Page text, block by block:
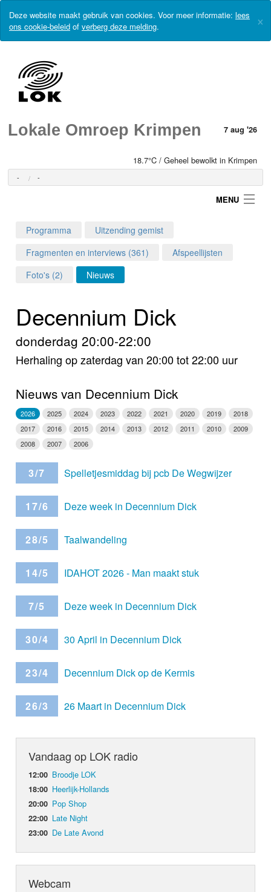
Deze website maakt gebruik van cookies. Voor meer informatie: lees
ons cookie-beleid of verberg deze melding. ×
Lokale Omroep Krimpen 7 aug '26
18.7°C / Geheel bewolkt in Krimpen
- -
MENU
Home
Foto's
Video
Webcam
Info
Programma
Uitzending gemist
Fragmenten en interviews (361)
Afspeellijsten
Foto's (2)
Nieuws
Decennium Dick
donderdag 20:00-22:00
Herhaling op zaterdag van 20:00 tot 22:00 uur
Nieuws van Decennium Dick
2026 2025 2024 2023 2022 2021 2020 2019
2018
2017
2016 2015 2014 2013 2012 2011 2010
2009
2008
2007 2006
3/7 Spelletjesmiddag bij pcb De Wegwijzer
17/6 Deze week in Decennium Dick
28/5 Taalwandeling
14/5 IDAHOT 2026 - Man maakt stuk
7/5 Deze week in Decennium Dick
30/4 30 April in Decennium Dick
23/4 Decennium Dick op de Kermis
26/3 26 Maart in Decennium Dick
Vandaag op LOK radio
12:00 Broodje LOK
18:00 Heerlijk-Hollands
20:00 Pop Shop
22:00 Late Night
23:00 De Late Avond
Webcam